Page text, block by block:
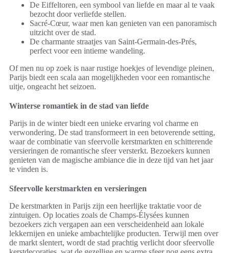
De Eiffeltoren, een symbool van liefde en maar al te vaak
bezocht door verliefde stellen.
Sacré-Cœur, waar men kan genieten van een panoramisch
uitzicht over de stad.
De charmante straatjes van Saint-Germain-des-Prés,
perfect voor een intieme wandeling.
Of men nu op zoek is naar rustige hoekjes of levendige pleinen,
Parijs biedt een scala aan mogelijkheden voor een romantische
uitje, ongeacht het seizoen.
Winterse romantiek in de stad van liefde
Parijs in de winter biedt een unieke ervaring vol charme en
verwondering. De stad transformeert in een betoverende setting,
waar de combinatie van sfeervolle kerstmarkten en schitterende
versieringen de romantische sfeer versterkt. Bezoekers kunnen
genieten van de magische ambiance die in deze tijd van het jaar
te vinden is.
Sfeervolle kerstmarkten en versieringen
De kerstmarkten in Parijs zijn een heerlijke traktatie voor de
zintuigen. Op locaties zoals de Champs-Élysées kunnen
bezoekers zich vergapen aan een verscheidenheid aan lokale
lekkernijen en unieke ambachtelijke producten. Terwijl men over
de markt slentert, wordt de stad prachtig verlicht door sfeervolle